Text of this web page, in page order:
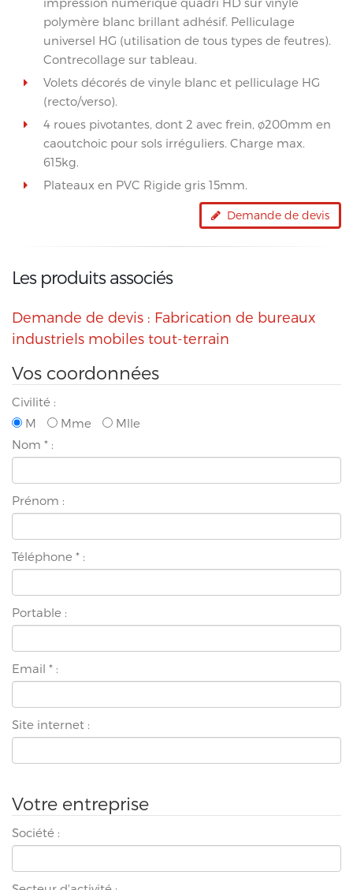
polymère blanc brillant adhésif. Pelliculage
universel HG (utilisation de tous types de feutres).
Contrecollage sur tableau.
Volets décorés de vinyle blanc et pelliculage HG
(recto/verso).
4 roues pivotantes, dont 2 avec frein, ø200mm en
caoutchoic pour sols irréguliers. Charge max.
615kg.
Plateaux en PVC Rigide gris 15mm.
Demande de devis
Les produits associés
Demande de devis : Fabrication de bureaux
industriels mobiles tout-terrain
Vos coordonnées
Civilité :
M
Mme
Mlle
Nom * :
Prénom :
Téléphone * :
Portable :
Email * :
Site internet :
Votre entreprise
Société :